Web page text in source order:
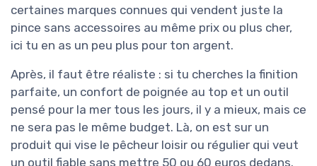
certaines marques connues qui vendent juste la
pince sans accessoires au même prix ou plus cher,
ici tu en as un peu plus pour ton argent.
Après, il faut être réaliste : si tu cherches la finition
parfaite, un confort de poignée au top et un outil
pensé pour la mer tous les jours, il y a mieux, mais ce
ne sera pas le même budget. Là, on est sur un
produit qui vise le pêcheur loisir ou régulier qui veut
un outil fiable sans mettre 50 ou 60 euros dedans.